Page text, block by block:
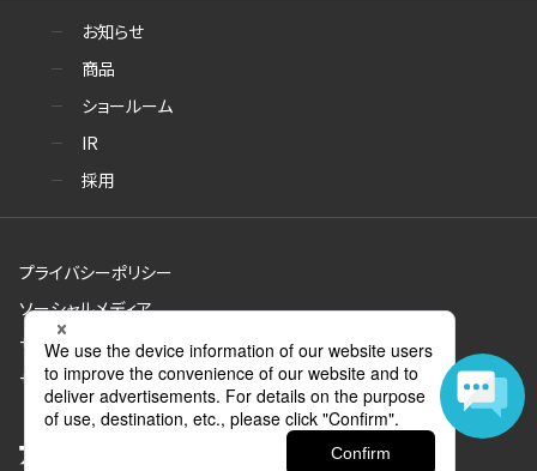
お知らせ
商品
ショールーム
IR
採用
プライバシーポリシー
ソーシャルメディア
サイトのご利用について
サイトマップ